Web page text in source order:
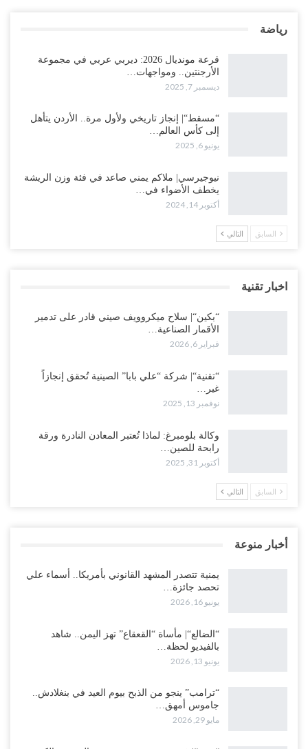
رياضة
قرعة مونديال 2026: ديربي عربي في مجموعة
الأرجنتين.. ومواجهات…
ديسمبر 7, 2025
“مسقط“| إنجاز تاريخي ولأول مرة.. الأردن يتأهل
إلى كأس العالم…
يونيو 6, 2025
نيوجيرسي| ملاكم يمني صاعد في فئة وزن الريشة
يخطف الأضواء في…
أكتوبر 14, 2024
السابق التالي
اخبار تقنية
“بكين“| سلاح ميكروويف صيني قادر على تدمير
الأقمار الصناعية…
فبراير 6, 2026
“تقنية“| شركة “علي بابا” الصينية تُحقق إنجازاً
غير…
نوفمبر 13, 2025
وكالة بلومبرغ: لماذا تُعتبر المعادن النادرة ورقة
رابحة للصين…
أكتوبر 31, 2025
السابق التالي
أخبار منوعة
يمنية تتصدر المشهد القانوني بأمريكا.. أسماء علي
تحصد جائزة…
يونيو 16, 2026
“الضالع“| مأساة “القعقاع” تهز اليمن.. شاهد
بالفيديو لحظة…
يونيو 13, 2026
“ترامب” ينجو من الذبح بيوم العيد في بنغلادش..
جاموس أمهق…
مايو 29, 2026